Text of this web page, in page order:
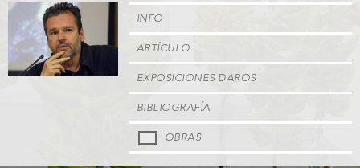
INFO
ARTÍCULO
EXPOSICIONES DAROS
BIBLIOGRAFÍA
OBRAS